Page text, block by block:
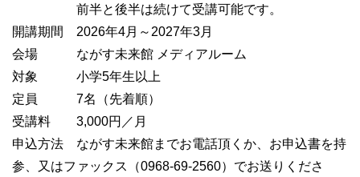
前半と後半は続けて受講可能です。
開講期間　2026年4月～2027年3月
会場　　　ながす未来館 メディアルーム
対象　　　小学5年生以上
定員　　　7名（先着順）
受講料　　3,000円／月
申込方法　ながす未来館までお電話頂くか、お申込書を持
参、又はファックス（0968-69-2560）でお送りくださ